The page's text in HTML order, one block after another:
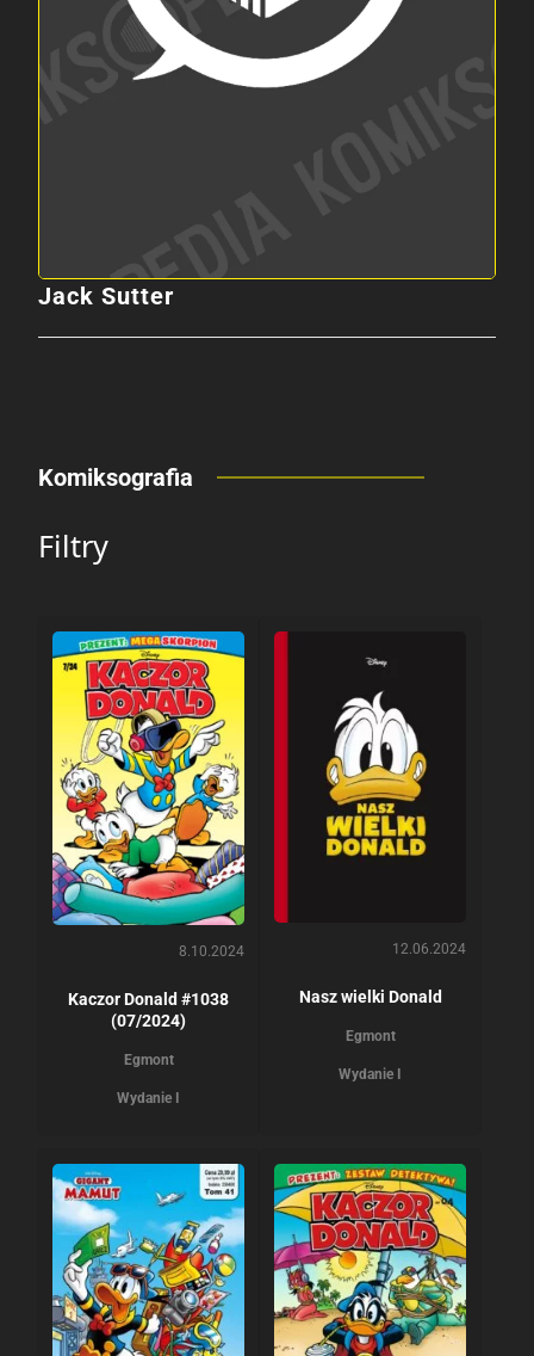
Jack Sutter
Komiksografia
Filtry
8.10.2024
Kaczor Donald #1038
(07/2024)
Egmont
Wydanie I
12.06.2024
Nasz wielki Donald
Egmont
Wydanie I